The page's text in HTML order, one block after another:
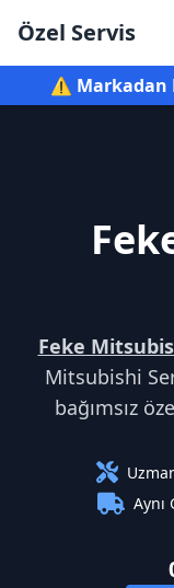
Özel Servis
⚠️ Markadan
Feke
Mitsubishi
bağımsız
Aynı